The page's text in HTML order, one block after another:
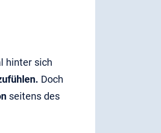
hinter sich
Doch
seitens des